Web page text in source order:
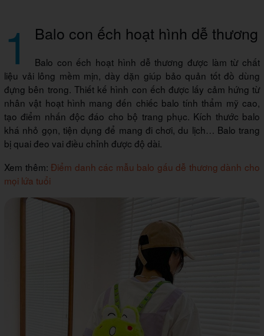
1 Balo con ếch hoạt hình dễ thương
Balo con ếch hoạt hình dễ thương được làm từ chất
liệu vải lông mềm mịn, dày dặn giúp bảo quản tốt đồ dùng
đựng bên trong. Thiết kế hình con ếch được lấy cảm hứng từ
nhân vật hoạt hình mang đến chiếc balo tính thẩm mỹ cao,
tạo điểm nhấn độc đáo cho bộ trang phục. Kích thước balo
khá nhỏ gọn, tiện dụng để mang đi chơi, du lịch… Balo trang
bị quai đeo vai điều chỉnh được độ dài.
Xem thêm:Điểm danh các mẫu balo gấu dễ thương dành cho
mọi lứa tuổi